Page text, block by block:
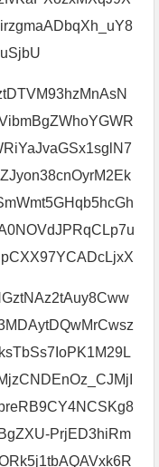
PrjED3hiRm